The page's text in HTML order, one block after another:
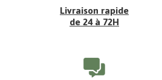
Livraison rapide
de 24 à 72H